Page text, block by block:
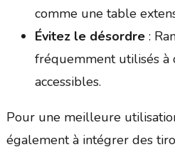
comme une table
Évitez le désordre:
fréquemment utilisés à
accessibles.
Pour une meilleure
également à intégrer des